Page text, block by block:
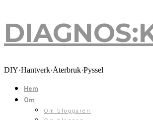
DIY·Hantverk·Återbruk·Pyssel
Hem
Om
Om bloggaren